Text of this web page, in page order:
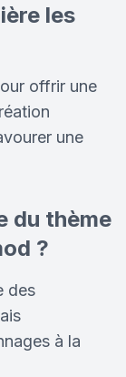
les
offrir une
une
du thème
?
des
à la